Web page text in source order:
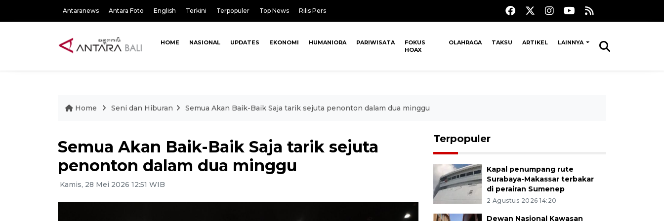
Antaranews Antara Foto English Terkini Terpopuler Top News Rilis Pers
HOME NASIONAL UPDATES EKONOMI HUMANIORA PARIWISATA
FOKUS
HOAX
OLAHRAGA TAKSU ARTIKEL LAINNYA
Home Seni dan Hiburan Semua Akan Baik-Baik Saja tarik sejuta penonton dalam dua minggu
Semua Akan Baik-Baik Saja tarik sejuta
penonton dalam dua minggu
Kamis, 28 Mei 2026 12:51 WIB
Terpopuler
Kapal penumpang rute
Surabaya-Makassar terbakar
di perairan Sumenep
2 Agustus 2026 14:20
Dewan Nasional Kawasan